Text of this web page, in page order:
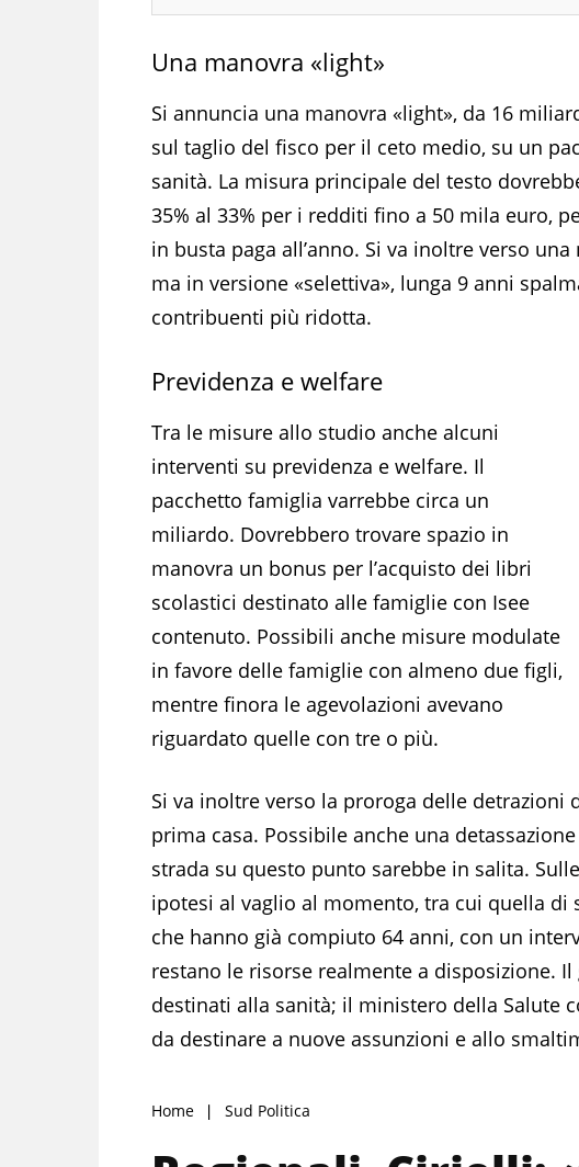
Una manovra «light»
Si annuncia una manovra «light», da 16
sul taglio del fisco per il ceto medio, su un
sanità. La misura principale del testo
35% al 33% per i redditi fino a 50 mila euro,
in busta paga all’anno. Si va inoltre verso
ma in versione «selettiva», lunga 9 anni
contribuenti più ridotta.
Previdenza e welfare
Tra le misure allo studio anche alcuni
interventi su previdenza e welfare. Il
pacchetto famiglia varrebbe circa un
miliardo. Dovrebbero trovare spazio in
manovra un bonus per l’acquisto dei libri
scolastici destinato alle famiglie con Isee
contenuto. Possibili anche misure modulate
in favore delle famiglie con almeno due figli,
mentre finora le agevolazioni avevano
riguardato quelle con tre o più.
Si va inoltre verso la proroga delle detrazioni
prima casa. Possibile anche una
strada su questo punto sarebbe in salita.
ipotesi al vaglio al momento, tra cui quella di
che hanno già compiuto 64 anni, con un
restano le risorse realmente a disposizione.
destinati alla sanità; il ministero della Salute
da destinare a nuove assunzioni e allo
Home Sud Politica